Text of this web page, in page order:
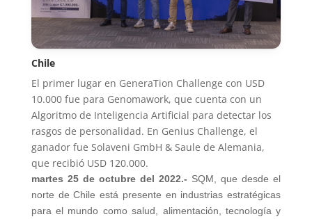
Chile
El primer lugar en GeneraTion Challenge con USD
10.000 fue para Genomawork, que cuenta con un
Algoritmo de Inteligencia Artificial para detectar los
rasgos de personalidad. En Genius Challenge, el
ganador fue Solaveni GmbH & Saule de Alemania,
que recibió USD 120.000.
martes 25 de octubre del 2022.- SQM, que desde el
norte de Chile está presente en industrias estratégicas
para el mundo como salud, alimentación, tecnología y